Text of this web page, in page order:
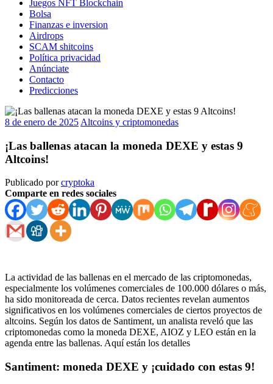
Juegos NFT Blockchain
Bolsa
Finanzas e inversion
Airdrops
SCAM shitcoins
Política privacidad
Anúnciate
Contacto
Predicciones
8 de enero de 2025 Altcoins y criptomonedas
¡Las ballenas atacan la moneda DEXE y estas 9
Altcoins!
Publicado porcryptoka
Comparte en redes sociales
La actividad de las ballenas en el mercado de las criptomonedas,
especialmente los volúmenes comerciales de 100.000 dólares o más,
ha sido monitoreada de cerca. Datos recientes revelan aumentos
significativos en los volúmenes comerciales de ciertos proyectos de
altcoins. Según los datos de Santiment, un analista reveló que las
criptomonedas como la moneda DEXE, AIOZ y LEO están en la
agenda entre las ballenas. Aquí están los detalles
Santiment: moneda DEXE y ¡cuidado con estas 9!